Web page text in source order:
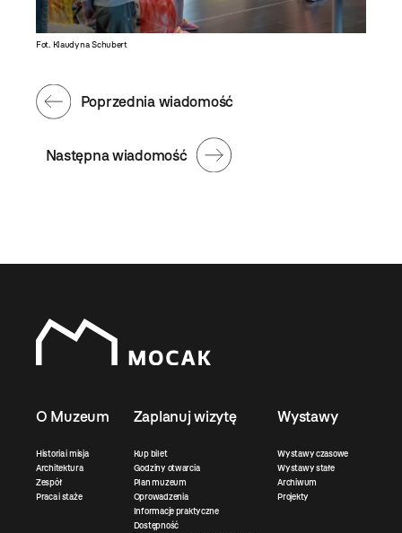
Fot. Klaudyna Schubert
Następna wiadomość
Poprzednia wiadomość
O Muzeum
Historia i misja
Architektura
Zespół
Praca i staże
Zaplanuj wizytę
Kup bilet
Godziny otwarcia
Plan muzeum
Oprowadzenia
Informacje praktyczne
Dostępność
Wystawy
Wystawy czasowe
Wystawy stałe
Archiwum
Projekty